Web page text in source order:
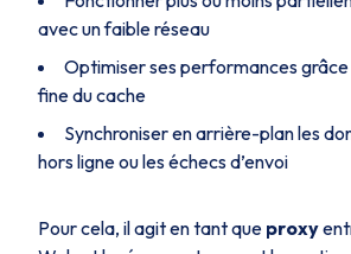
avec un faible réseau
Optimiser ses performances
fine du cache
Synchroniser en arrière-plan les
hors ligne ou les échecs d’envoi
Pour cela, il agit en tant que proxy